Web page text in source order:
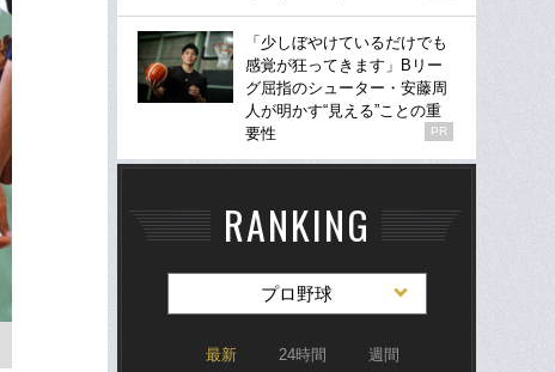
「少しぼやけているだけでも
感覚が狂ってきます」Bリー
グ屈指のシューター・安藤周
人が明かす“見える”ことの重
要性
PR
RANKING
プロ野球
最新 24時間 週間